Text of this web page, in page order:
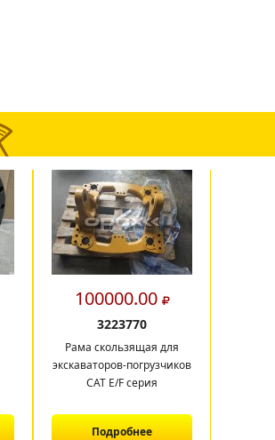
100000.00
3223770
Рама скользящая для
экскаваторов-погрузчиков
CAT E/F серия
Подробнее